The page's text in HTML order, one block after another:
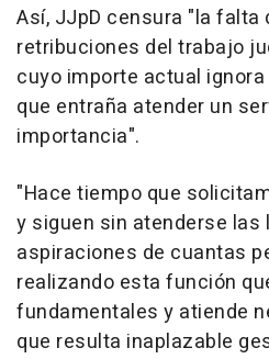
Así, JJpD censura "la
retribuciones del trabajo
cuyo importe actual
que entraña atender un
importancia".
"Hace tiempo que
y siguen sin atenderse las
aspiraciones de cuantas
realizando esta función
fundamentales y atiende
que resulta inaplazable